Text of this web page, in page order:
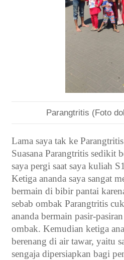
Parangtritis (Foto
Lama saya tak ke
Suasana Parangtritis sedikit
saya pergi saat saya kuliah
Ketiga ananda saya sangat
bermain di bibir pantai
sebab ombak Parangtritis
ananda bermain pasir-
ombak. Kemudian ketiga
berenang di air tawar, yaitu
sengaja dipersiapkan bagi